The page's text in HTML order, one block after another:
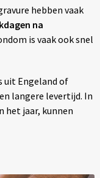
hebben vaak
na
is vaak ook snel
uit Engeland of
langere levertijd. In
het jaar, kunnen